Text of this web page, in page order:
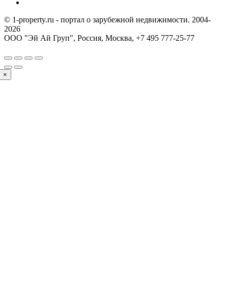
© 1-property.ru - портал о зарубежной недвижимости. 2004-
2026
ООО "Эй Ай Груп", Россия, Москва, +7 495 777-25-77
×